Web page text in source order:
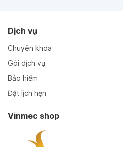
Dịch vụ
Chuyên khoa
Gói dịch vụ
Bảo hiểm
Đặt lịch hẹn
Vinmec shop